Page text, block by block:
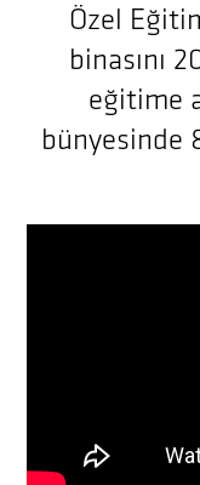
Özel
binasını
eğitime
bünyesinde